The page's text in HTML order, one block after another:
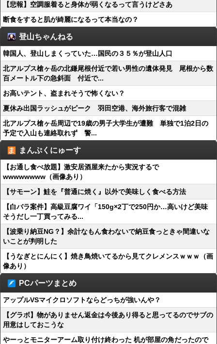
【悲報】空調服着ると身体が弱くなるって言うけどさあ
断食をすると肌が綺麗になるって本当なの？
登山ちゃんねる
韓国人、登山しまくっていた…国民の３５％が登山人口
北アルプス槍ヶ岳の北鎌尾根付近で若い男性の遺体発見 尾根から数
百メートル下の急斜面 付近で...
お高いテント、盗まれそうで怖くない？
夏休み出国ラッシュがピーク 羽田空港、海外旅行客で混雑
北アルプス槍ヶ岳周辺で19歳の男子大学生が遭難 単独で1泊2日の
予定で入山も連絡取れず 警...
まんぷくにゅーす
【お通し食べ放題】激安居酒屋来たから実況するで
wwwwwwww（画像あり）
【サモーン】鮭を『普通に焼く』以外で美味しく食べる方法
【白バラ案件】高級豆腐ワイ「150g×2丁で250円か…高いけど美味
そうだし一丁買ってみる...
【波乗り納豆NG？】余計なもん食わないで納豆食っときゃ間違いな
いことが判明した
【うなぎとにんにく】焼き鳥焼いてるから見てクレメンスｗｗｗ（画
像あり）
PCパーツまとめ
アップルVSマイクロソフトならどっちが強いんや？
【グラボ】物がありません返金は今後あり得ると思ってるのでサブの
用意はしておこうな
やーっとモニターアーム取り付け終わった 机が部屋の角だったので